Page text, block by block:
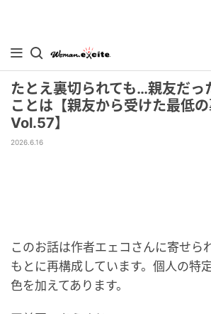
たとえ裏切られても…親友だっ
ことは【親友から受けた最低
Vol.57】
2026.6.16
このお話は作者エェコさんに寄せら
もとに再構成しています。個人の特
色を加えてあります。